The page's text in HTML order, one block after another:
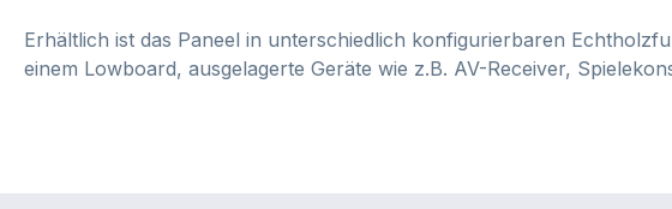
Erhältlich ist das Paneel in unterschiedlich konfigurierbaren
einem Lowboard, ausgelagerte Geräte wie z.B. AV-Receiver,